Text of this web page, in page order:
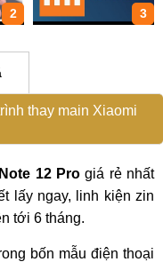
2 3
thay main Xiaomi
12 Progiá rẻ nhất
lấy ngay, linh kiện zin
tới 6 tháng.
bốn mẫu điện thoại